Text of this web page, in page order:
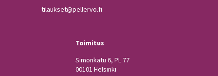
tilaukset@pellervo.fi
Toimitus
Simonkatu 6, PL 77
00101 Helsinki